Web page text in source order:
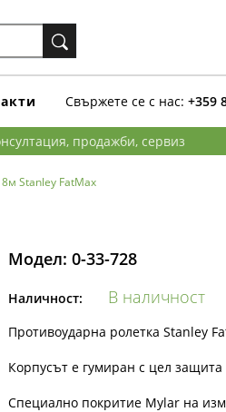
Свържете се с нас: +359
продажби, сервиз
Stanley FatMax
Модел: 0-33-728
Наличност: В наличност
Противоударна ролетка Stanley
Корпусът е гумиран с цел
Специално покритие Mylar на